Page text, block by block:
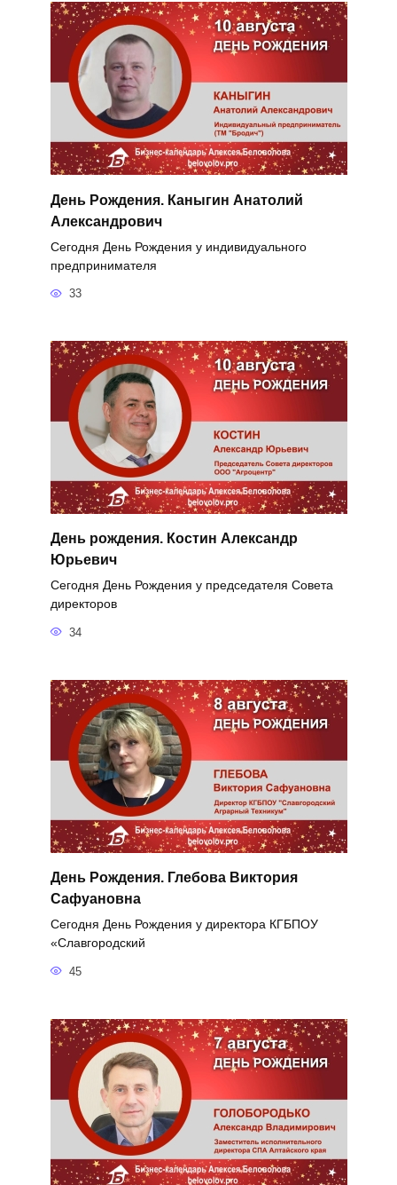
День Рождения. Каныгин Анатолий
Александрович
Сегодня День Рождения у индивидуального
предпринимателя
33
День рождения. Костин Александр
Юрьевич
Сегодня День Рождения у председателя Совета
директоров
34
День Рождения. Глебова Виктория
Сафуановна
Сегодня День Рождения у директора КГБПОУ
«Славгородский
45